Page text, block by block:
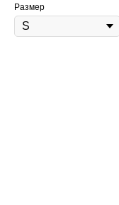
Размер